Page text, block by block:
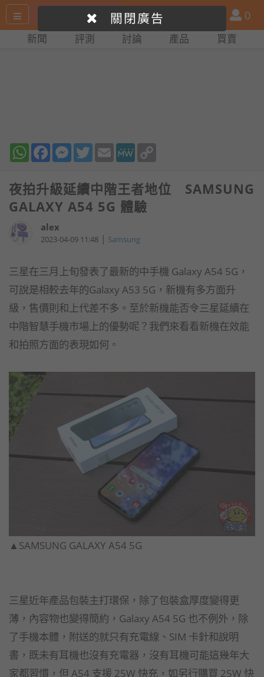
尋
產
品
比
會
員
0
新聞 評測 討論 產品 買賣
WhatsAppFacebookMessenger
TwitterEmail MeWe
夜拍升級延續中階王者地位 SAMSUNG
GALAXY A54 5G 體驗
alex
2023-04-09 11:48 | Samsung
三星在三月上旬發表了最新的中手機 Galaxy A54 5G，
可說是相較去年的Galaxy A53 5G，新機有多方面升
級，售價則和上代差不多。至於新機能否令三星延續在
中階智慧手機市場上的優勢呢？我們來看看新機在效能
和拍照方面的表現如何。
▲SAMSUNG GALAXY A54 5G
三星近年產品包裝主打環保，除了包裝盒厚度變得更
薄，內容物也變得簡約，Galaxy A54 5G 也不例外，除
了手機本體，附送的就只有充電線、SIM 卡針和說明
書，既未有耳機也沒有充電器，沒有耳機可能這幾年大
家都習慣，但 A54 支援 25W 快充，如另行購買 25W 快
關閉廣告